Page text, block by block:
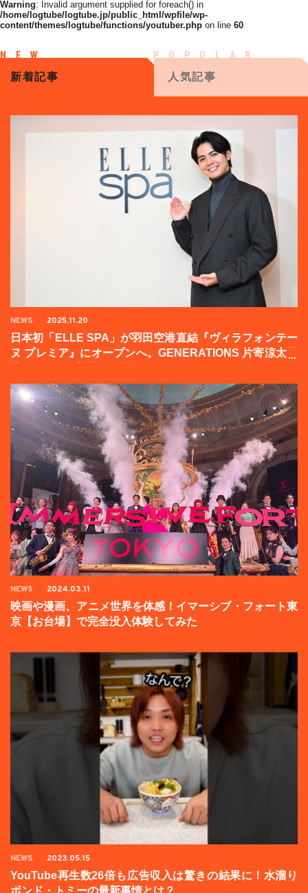
Warning: Invalid argument supplied for foreach() in
/home/logtube/logtube.jp/public_html/wpfile/wp-
content/themes/logtube/functions/youtuber.php on line 60
新着記事 人気記事
NEWS 2025.11.20
日本初「ELLE SPA」が羽田空港直結『ヴィラフォンテー
ヌ プレミア』にオープンへ。GENERATIONS 片寄涼太登
NEWS 2024.03.11
映画や漫画、アニメ世界を体感！イマーシブ・フォート東
京【お台場】で完全没入体験してみた
NEWS 2023.05.15
YouTube再生数26倍も広告収入は驚きの結果に！水溜り
ボンド・トミーの最新事情とは？